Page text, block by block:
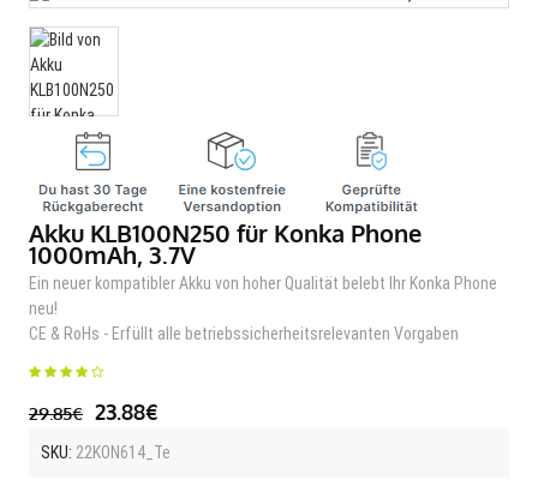
Akku KLB100N250 für Konka Phone
1000mAh, 3.7V
Ein neuer kompatibler Akku von hoher Qualität belebt Ihr Konka Phone
neu!
CE & RoHs - Erfüllt alle betriebssicherheitsrelevanten Vorgaben
29.85€ 23.88€
SKU: 22KON614_Te